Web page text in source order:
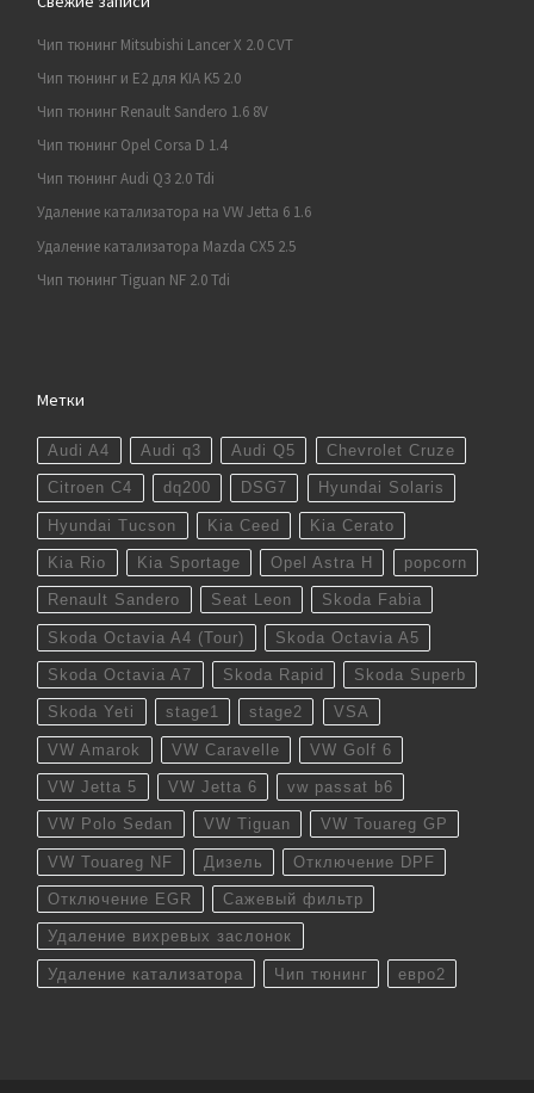
Чип тюнинг Mitsubishi Lancer X 2.0 CVT
Чип тюнинг и E2 для KIA K5 2.0
Чип тюнинг Renault Sandero 1.6 8V
Чип тюнинг Opel Corsa D 1.4
Чип тюнинг Audi Q3 2.0 Tdi
Удаление катализатора на VW Jetta 6 1.6
Удаление катализатора Mazda CX5 2.5
Чип тюнинг Tiguan NF 2.0 Tdi
Метки
Audi A4 Audi q3 Audi Q5 Chevrolet Cruze
Citroen C4 dq200 DSG7 Hyundai Solaris
Hyundai Tucson Kia Ceed Kia Cerato
Kia Rio Kia Sportage Opel Astra H popcorn
Renault Sandero Seat Leon Skoda Fabia
Skoda Octavia A4 (Tour) Skoda Octavia A5
Skoda Octavia A7 Skoda Rapid Skoda Superb
Skoda Yeti stage1 stage2 VSA
VW Amarok VW Caravelle VW Golf 6
VW Jetta 5 VW Jetta 6 vw passat b6
VW Polo Sedan VW Tiguan VW Touareg GP
VW Touareg NF Дизель Отключение DPF
Отключение EGR Сажевый фильтр
Удаление вихревых заслонок
Удаление катализатора Чип тюнинг евро2